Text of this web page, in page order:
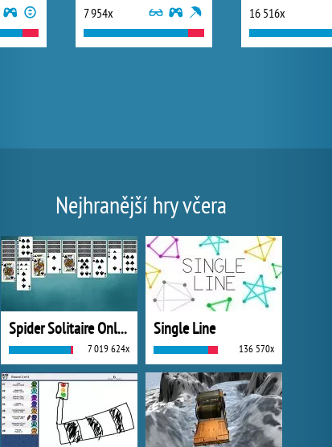
7 954x 16 516x
Nejhranější hry včera
Spider Solitaire Online
7 019 624x
Single Line
136 570x